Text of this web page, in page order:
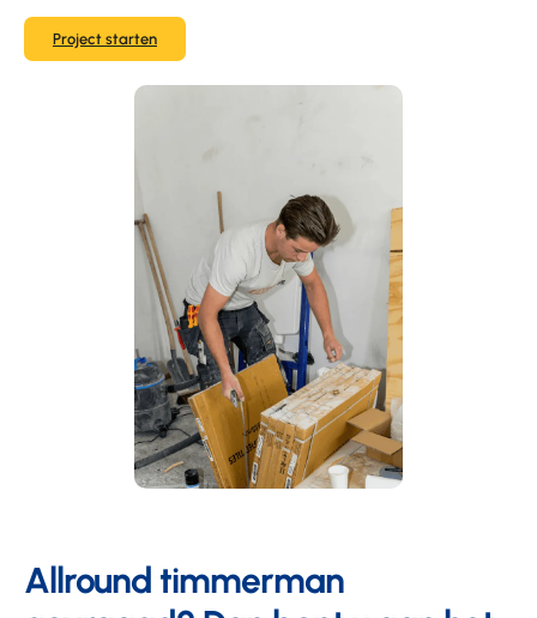
Project starten
Allround timmerman